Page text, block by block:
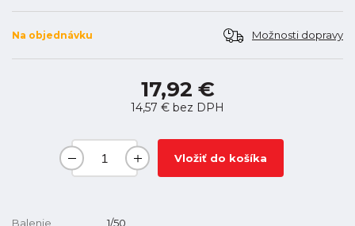
Na objednávku Možnosti dopravy
17,92 €
14,57 € bez DPH
Vložiť do košíka
Balenie
1/50